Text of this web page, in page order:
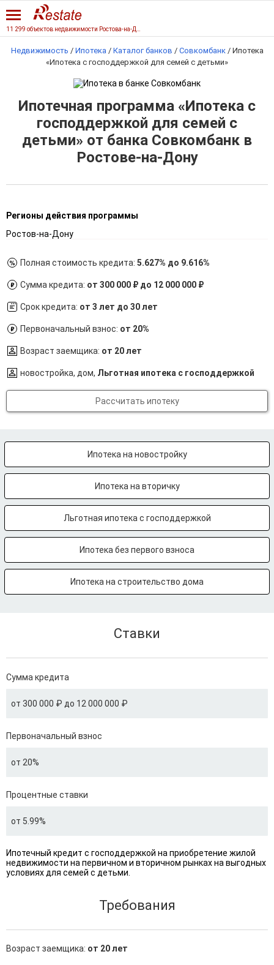
Недвижимость / Ипотека / Каталог банков / Совкомбанк / Ипотека
«Ипотека с господдержкой для семей с детьми»
Ипотечная программа «Ипотека с
господдержкой для семей с
детьми» от банка Совкомбанк в
Ростове-на-Дону
Регионы действия программы
Ростов-на-Дону
Полная стоимость кредита: 5.627% до 9.616%
Сумма кредита: от 300 000 ₽ до 12 000 000 ₽
Срок кредита: от 3 лет до 30 лет
Первоначальный взнос: от 20%
Возраст заемщика: от 20 лет
новостройка, дом, Льготная ипотека с господдержкой
Рассчитать ипотеку
Ипотека на новостройку
Ипотека на вторичку
Льготная ипотека с господдержкой
Ипотека без первого взноса
Ипотека на строительство дома
Ставки
Сумма кредита
от 300 000 ₽ до 12 000 000 ₽
Первоначальный взнос
от 20%
Процентные ставки
от 5.99%
Ипотечный кредит с господдержкой на приобретение жилой
недвижимости на первичном и вторичном рынках на выгодных
условиях для семей с детьми.
Требования
Возраст заемщика: от 20 лет